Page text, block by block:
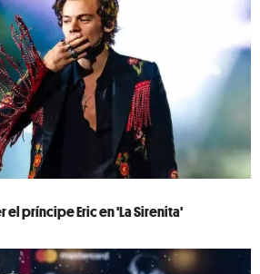
el príncipe Eric en 'La Sirenita'